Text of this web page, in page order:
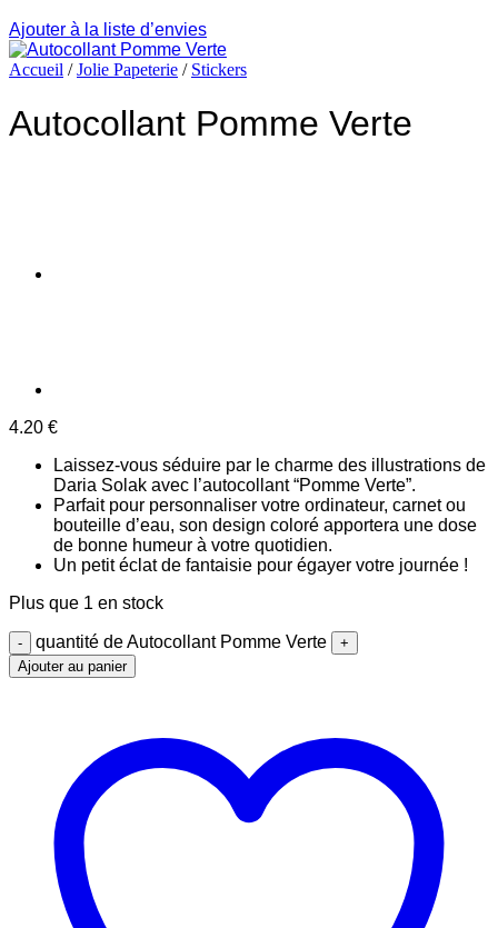
Ajouter à la liste d’envies
Accueil / Jolie Papeterie / Stickers
Autocollant Pomme Verte
4.20 €
Laissez-vous séduire par le charme des illustrations de
Daria Solak avec l’autocollant “Pomme Verte”.
Parfait pour personnaliser votre ordinateur, carnet ou
bouteille d’eau, son design coloré apportera une dose
de bonne humeur à votre quotidien.
Un petit éclat de fantaisie pour égayer votre journée !
Plus que 1 en stock
quantité de Autocollant Pomme Verte
Ajouter au panier